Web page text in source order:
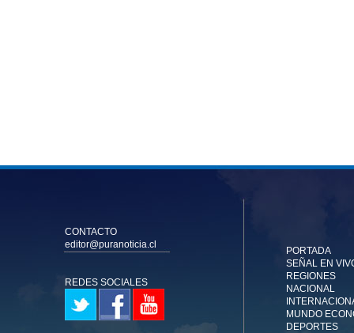
CONTACTO
editor@puranoticia.cl
REDES SOCIALES
PORTADA
SEÑAL EN
REGIONES
NACIONAL
MUNDO
DEPORTES